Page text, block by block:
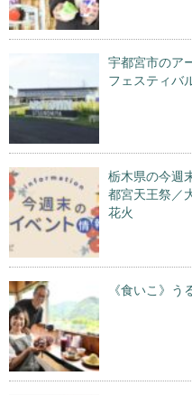
宇都宮市のア
フェスティバ
栃木県の今週
都宮天王祭／
花火
《食いこ》